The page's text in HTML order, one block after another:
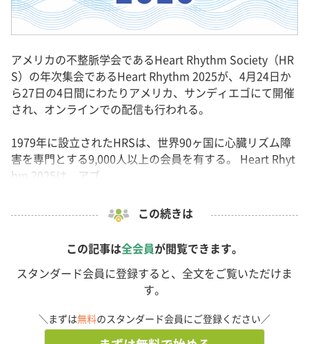
アメリカの不整脈学会であるHeart Rhythm Society（HR
S）の年次集会であるHeart Rhythm 2025が、4月24日か
ら27日の4日間にわたりアメリカ、サンディエゴにて開催
され、オンラインでの配信も行われる。
1979年に設立されたHRSは、世界90ヶ国に心臓リズム障
害を専門とする9,000人以上の会員を有する。 Heart Rhyt
hm 2025は、アブ...
この続きは
この記事は全会員が閲覧できます。
スタンダード会員に登録すると、全文をご覧いただけま
す。
＼まずは無料のスタンダード会員にご登録ください／